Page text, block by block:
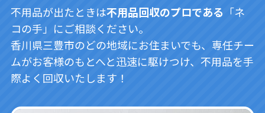
不用品が出たときは不用品回収のプロである 「ネ
コの手」にご相談ください。
香川県三豊市のどの地域にお住まいでも、専任チー
ムがお客様のもとへと迅速に駆けつけ、不用品を手
際よく回収いたします！